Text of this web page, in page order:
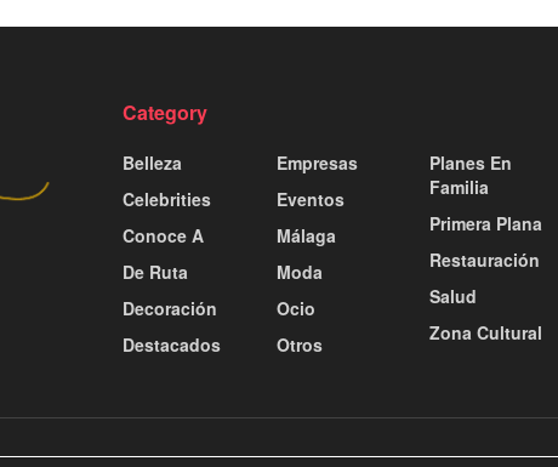
Category
Belleza
Celebrities
Conoce A
De Ruta
Decoración
Destacados
Empresas
Eventos
Málaga
Moda
Ocio
Otros
Planes En
Familia
Primera Plana
Restauración
Salud
Zona Cultural